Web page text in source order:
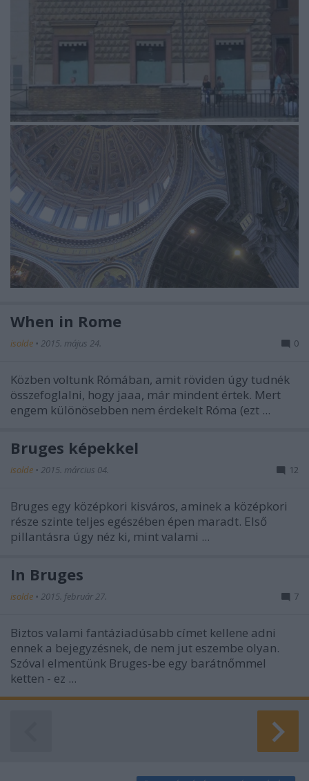
When in Rome
isolde • 2015. május 24. 0
Közben voltunk Rómában, amit röviden úgy tudnék
összefoglalni, hogy jaaa, már mindent értek. Mert
engem különösebben nem érdekelt Róma (ezt ...
Bruges képekkel
isolde • 2015. március 04. 12
Bruges egy középkori kisváros, aminek a középkori
része szinte teljes egészében épen maradt. Első
pillantásra úgy néz ki, mint valami ...
In Bruges
isolde • 2015. február 27. 7
Biztos valami fantáziadúsabb címet kellene adni
ennek a bejegyzésnek, de nem jut eszembe olyan.
Szóval elmentünk Bruges-be egy barátnőmmel
ketten - ez ...